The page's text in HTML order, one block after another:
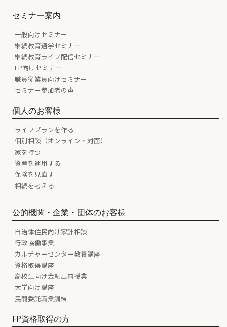
セミナー案内
一般向けセミナー
継続教育通学セミナー
継続教育ライブ配信セミナー
FP向けセミナー
職員従業員向けセミナー
セミナー参加者の声
個人のお客様
ライフプランを作る
個別相談（オンライン・対面）
家を持つ
資産を運用する
保険を見直す
相続を考える
公的機関・企業・団体のお客様
自治体住民向け家計相談
行政協働事業
カルチャーセンター教養講座
資格取得講座
高校生向け金融出前授業
大学向け講座
民間委託職業訓練
FP資格取得の方